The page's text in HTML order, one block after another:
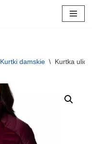
Kurtki damskie \ Kurtka